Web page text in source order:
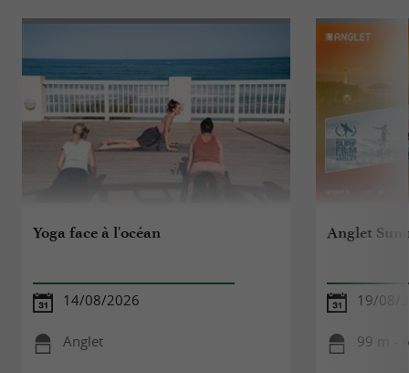
Yoga face à l'océan
14/08/2026
Anglet
Anglet
19/08/
99 m -